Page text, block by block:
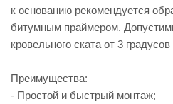
к основанию рекомендуется
битумным праймером.
кровельного ската от 3
Преимущества:
- Простой и быстрый монтаж;